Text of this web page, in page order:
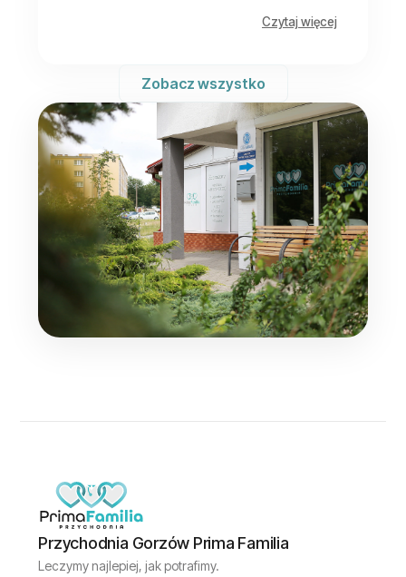
Czytaj więcej
Zobacz wszystko
Przychodnia Gorzów Prima Familia
Leczymy najlepiej, jak potrafimy.